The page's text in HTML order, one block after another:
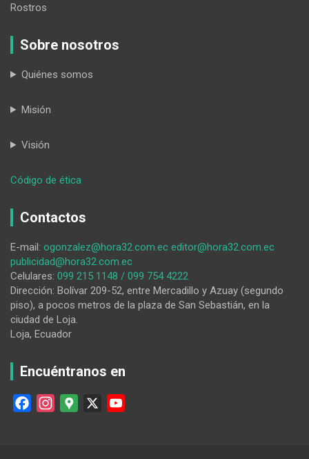
Rostros
Sobre nosotros
Quiénes somos
Misión
Visión
Código de ética
y
reformas
urgentes
frente
a
consultas
Contactos
E-mail: ogonzalez@hora32.com.ec editor@hora32.com.ec
publicidad@hora32.com.ec
Celulares: 099 215 1148 / 099 754 4222
Dirección: Bolívar 209-52, entre Mercadillo y Azuay (segundo
piso), a pocos metros de la plaza de San Sebastián, en la
ciudad de Loja.
Loja, Ecuador
Encuéntranos en